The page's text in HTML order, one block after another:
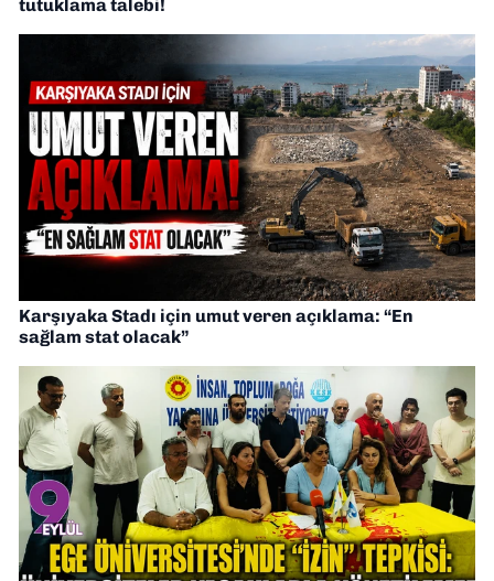
tutuklama talebi!
Karşıyaka Stadı için umut veren açıklama: “En
sağlam stat olacak”